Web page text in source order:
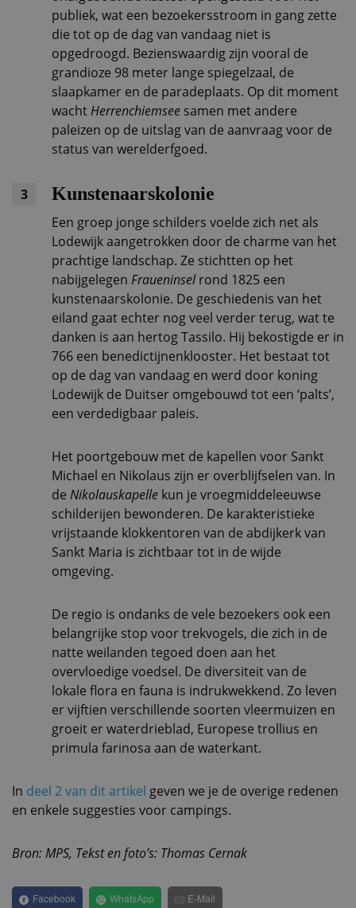
publiek, wat een bezoekersstroom in gang zette
die tot op de dag van vandaag niet is
opgedroogd. Bezienswaardig zijn vooral de
grandioze 98 meter lange spiegelzaal, de
slaapkamer en de paradeplaats. Op dit moment
wachtHerrenchiemsee samen met andere
paleizen op de uitslag van de aanvraag voor de
status van werelderfgoed.
3 Kunstenaarskolonie
Een groep jonge schilders voelde zich net als
Lodewijk aangetrokken door de charme van het
prachtige landschap. Ze stichtten op het
nabijgelegen Fraueninselrond 1825 een
kunstenaarskolonie. De geschiedenis van het
eiland gaat echter nog veel verder terug, wat te
danken is aan hertog Tassilo. Hij bekostigde er in
766 een benedictijnenklooster. Het bestaat tot
op de dag van vandaag en werd door koning
Lodewijk de Duitser omgebouwd tot een ‘palts’,
een verdedigbaar paleis.
Het poortgebouw met de kapellen voor Sankt
Michael en Nikolaus zijn er overblijfselen van. In
de Nikolauskapelle kun je vroegmiddeleeuwse
schilderijen bewonderen. De karakteristieke
vrijstaande klokkentoren van de abdijkerk van
Sankt Maria is zichtbaar tot in de wijde
omgeving.
De regio is ondanks de vele bezoekers ook een
belangrijke stop voor trekvogels, die zich in de
natte weilanden tegoed doen aan het
overvloedige voedsel. De diversiteit van de
lokale flora en fauna is indrukwekkend. Zo leven
er vijftien verschillende soorten vleermuizen en
groeit er waterdrieblad, Europese trollius en
primula farinosa aan de waterkant.
In deel 2 van dit artikel geven we je de overige redenen
en enkele suggesties voor campings.
Bron: MPS, Tekst en foto’s: Thomas Cernak
Facebook WhatsApp E-Mail